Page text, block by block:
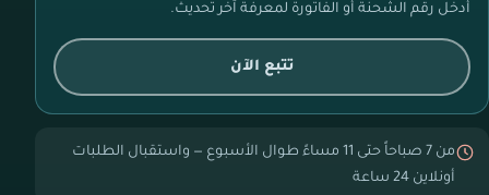
أدخل رقم الشحنة أو الفاتورة لمعرفة آخر تحديث.
تتبع الآن
من 7 صباحاً حتى 11 مساءً طوال الأسبوع — واستقبال الطلبات
أونلاين 24 ساعة